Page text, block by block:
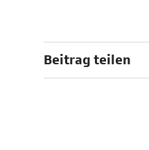
Beitrag teilen